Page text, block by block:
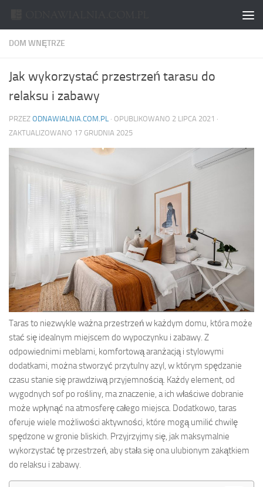
DOM WNĘTRZE
Jak wykorzystać przestrzeń tarasu do
relaksu i zabawy
PRZEZ ODNAWIALNIA.COM.PL · OPUBLIKOWANO 2 LIPCA 2021 ·
ZAKTUALIZOWANO 17 GRUDNIA 2025
Taras to niezwykle ważna przestrzeń w każdym domu, która może
stać się idealnym miejscem do wypoczynku i zabawy. Z
odpowiednimi meblami, komfortową aranżacją i stylowymi
dodatkami, można stworzyć przytulny azyl, w którym spędzanie
czasu stanie się prawdziwą przyjemnością. Każdy element, od
wygodnych sof po rośliny, ma znaczenie, a ich właściwe dobranie
może wpłynąć na atmosferę całego miejsca. Dodatkowo, taras
oferuje wiele możliwości aktywności, które mogą umilić chwilę
spędzone w gronie bliskich. Przyjrzyjmy się, jak maksymalnie
wykorzystać tę przestrzeń, aby stała się ona ulubionym zakątkiem
do relaksu i zabawy.